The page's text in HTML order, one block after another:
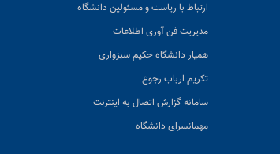
ارتباط با ریاست و مسئولین دانشگاه
مدیریت فن آوری اطلاعات
همیار دانشگاه حکیم سبزواری
تکریم ارباب رجوع
سامانه گزارش اتصال به اینترنت
مهمانسرای دانشگاه